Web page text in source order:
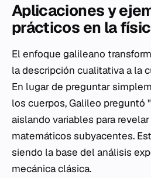
Aplicaciones y
prácticos en la
El enfoque galileano
la descripción cualitativa a la
En lugar de preguntar
los cuerpos, Galileo preguntó
aislando variables para
matemáticos subyacentes.
siendo la base del análisis
mecánica clásica.